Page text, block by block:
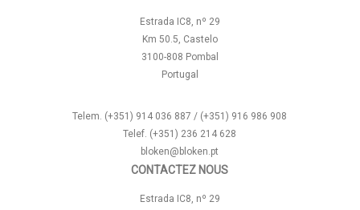
Estrada IC8, nº 29
Km 50.5, Castelo
3100-808 Pombal
Portugal
Telem. (+351) 914 036 887 / (+351) 916 986 908
Telef. (+351) 236 214 628
bloken@bloken.pt
CONTACTEZ NOUS
Estrada IC8, nº 29